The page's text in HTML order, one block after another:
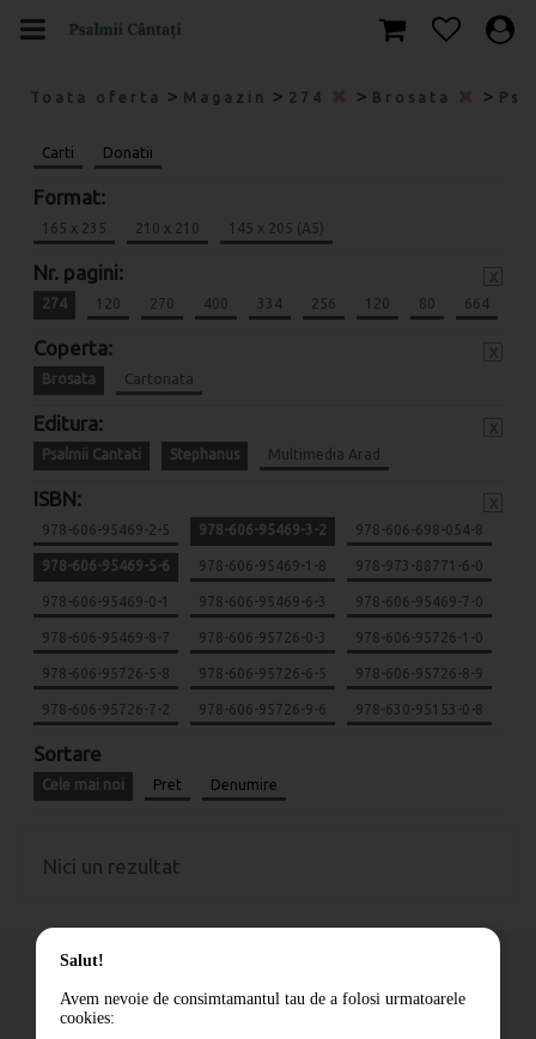
Toata oferta > Magazin > 274 > Brosata >
Carti Donatii
Format:
165 x 235 210 x 210 145 x 205 (A5)
Nr. pagini:
274 120 270 400 334 256 120 80 664
Coperta:
Brosata Cartonata
Editura:
Psalmii Cantati Stephanus Multimedia Arad
ISBN:
978-606-95469-2-5 978-606-95469-3-2 978-606-698-054-8
978-606-95469-5-6 978-606-95469-1-8 978-973-88771-6-0
978-606-95469-0-1 978-606-95469-6-3 978-606-95469-7-0
978-606-95469-8-7 978-606-95726-0-3 978-606-95726-1-0
978-606-95726-5-8 978-606-95726-6-5 978-606-95726-8-9
978-606-95726-7-2 978-606-95726-9-6 978-630-95153-0-8
Sortare
Cele mai noi Pret Denumire
Nici un rezultat
Cum comand
Salut!
Avem nevoie de consimtamantul tau de a folosi urmatoarele
cookies: